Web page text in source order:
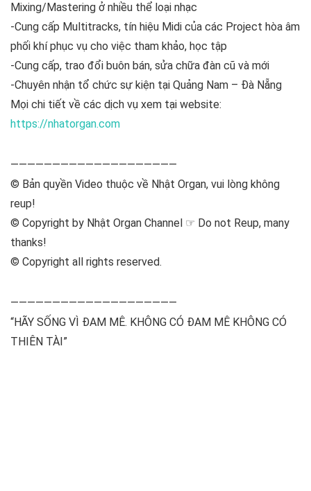
Mixing/Mastering ở nhiều thể loại nhạc
-Cung cấp Multitracks, tín hiệu Midi của các Project hòa âm
phối khí phục vụ cho việc tham khảo, học tập
-Cung cấp, trao đổi buôn bán, sửa chữa đàn cũ và mới
-Chuyên nhận tổ chức sự kiện tại Quảng Nam – Đà Nẵng
Mọi chi tiết về các dịch vụ xem tại website:
https://nhatorgan.com
————————————————————
© Bản quyền Video thuộc về Nhật Organ, vui lòng không
reup!
© Copyright by Nhật Organ Channel ☞ Do not Reup, many
thanks!
© Copyright all rights reserved.
————————————————————
“HÃY SỐNG VÌ ĐAM MÊ. KHÔNG CÓ ĐAM MÊ KHÔNG CÓ
THIÊN TÀI”